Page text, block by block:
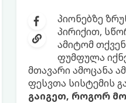
პიონებზე
პირიქით,
ამიტომ
ფუმფულა
მთავარი ამოცანა
ფესვთა სისტემის
გაიგეთ, როგორ